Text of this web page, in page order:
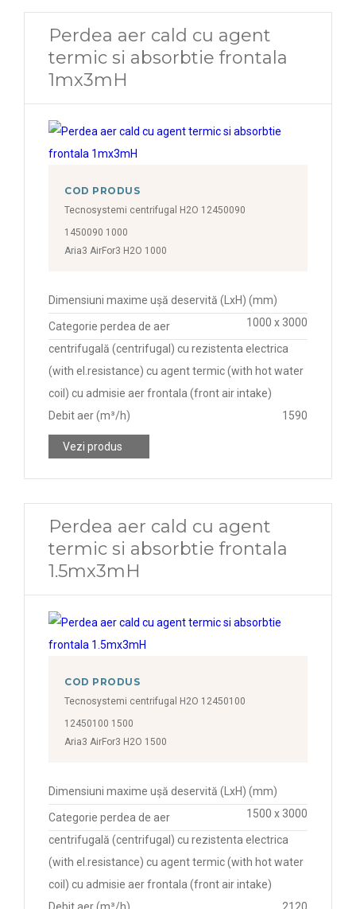
Perdea aer cald cu agent
termic si absorbtie frontala
1mx3mH
COD PRODUS
Tecnosystemi centrifugal H2O 12450090
1450090 1000
Aria3 AirFor3 H2O 1000
Dimensiuni maxime ușă deservită (LxH) (mm)
1000 x 3000
Categorie perdea de aer
centrifugală (centrifugal) cu rezistenta electrica
(with el.resistance) cu agent termic (with hot water
coil) cu admisie aer frontala (front air intake)
Debit aer (m³/h)
1590
Vezi produs
Perdea aer cald cu agent
termic si absorbtie frontala
1.5mx3mH
COD PRODUS
Tecnosystemi centrifugal H2O 12450100
12450100 1500
Aria3 AirFor3 H2O 1500
Dimensiuni maxime ușă deservită (LxH) (mm)
1500 x 3000
Categorie perdea de aer
centrifugală (centrifugal) cu rezistenta electrica
(with el.resistance) cu agent termic (with hot water
coil) cu admisie aer frontala (front air intake)
Debit aer (m³/h)
2120